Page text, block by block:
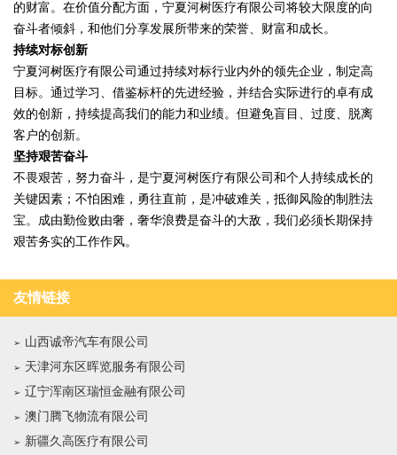
的财富。在价值分配方面，宁夏河树医疗有限公司将较大限度的向
奋斗者倾斜，和他们分享发展所带来的荣誉、财富和成长。
持续对标创新
宁夏河树医疗有限公司通过持续对标行业内外的领先企业，制定高
目标。通过学习、借鉴标杆的先进经验，并结合实际进行的卓有成
效的创新，持续提高我们的能力和业绩。但避免盲目、过度、脱离
客户的创新。
坚持艰苦奋斗
不畏艰苦，努力奋斗，是宁夏河树医疗有限公司和个人持续成长的
关键因素；不怕困难，勇往直前，是冲破难关，抵御风险的制胜法
宝。成由勤俭败由奢，奢华浪费是奋斗的大敌，我们必须长期保持
艰苦务实的工作作风。
友情链接
山西诚帝汽车有限公司
天津河东区晖览服务有限公司
辽宁浑南区瑞恒金融有限公司
澳门腾飞物流有限公司
新疆久高医疗有限公司